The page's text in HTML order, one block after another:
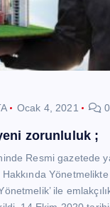
Ocak 4, 2021
zorunluluk ;
Resmi gazetede
Hakkında
ile